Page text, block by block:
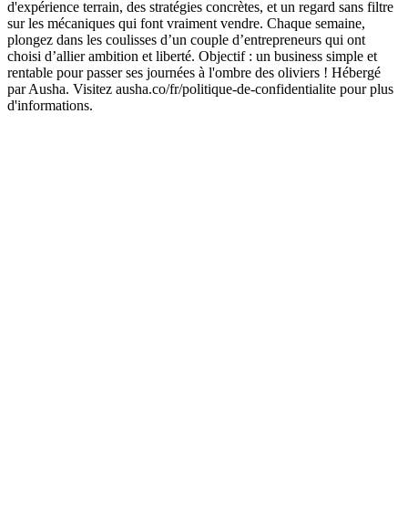
d'expérience terrain, des stratégies concrètes, et un regard sans filtre
sur les mécaniques qui font vraiment vendre. Chaque semaine,
plongez dans les coulisses d’un couple d’entrepreneurs qui ont
choisi d’allier ambition et liberté. Objectif : un business simple et
rentable pour passer ses journées à l'ombre des oliviers ! Hébergé
par Ausha. Visitez ausha.co/fr/politique-de-confidentialite pour plus
d'informations.